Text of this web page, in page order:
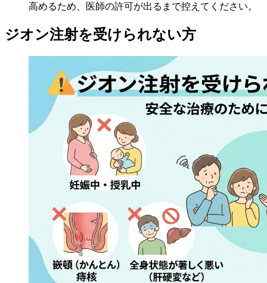
高めるため、医師の許可が出るまで控えてください。
ジオン注射を受けられない方